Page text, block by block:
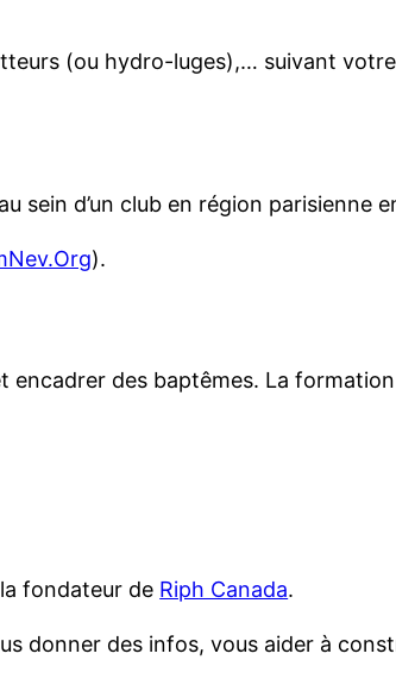
(ou hydro-luges),… suivant
sein d’un club en région parisienne
).
encadrer des baptêmes. La
fondateur de Riph Canada.
donner des infos, vous aider à